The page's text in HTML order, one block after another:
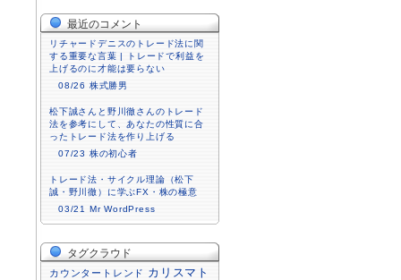
最近のコメント
リチャードデニスのトレード法に関
する重要な言葉 | トレードで利益を
上げるのに才能は要らない
08/26 株式勝男
松下誠さんと野川徹さんのトレード
法を参考にして、あなたの性質に合
ったトレード法を作り上げる
07/23 株の初心者
トレード法・サイクル理論（松下
誠・野川徹）に学ぶFX・株の極意
03/21
Mr WordPress
タグクラウド
カウンタートレンド カリスマト